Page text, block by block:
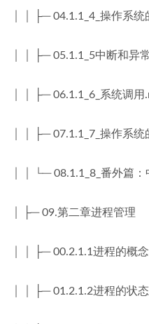
│ │ ├─ 04.1.1_4_操作系统
│ │ ├─ 05.1.1_5中断和异
│ │ ├─ 06.1.1_6_系统调用
│ │ ├─ 07.1.1_7_操作系统
│ │ └─ 08.1.1_8_番外篇
│ ├─ 09.第二章进程管理
│ │ ├─ 00.2.1.1进程的概
│ │ ├─ 01.2.1.2进程的状